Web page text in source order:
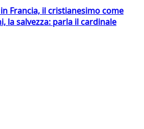
Francia, il cristianesimo come
la salvezza: parla il cardinale